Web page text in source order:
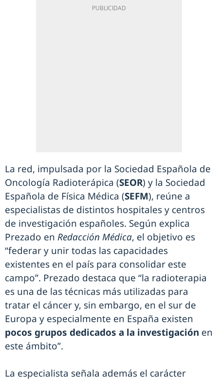
La red, impulsada por la Sociedad Española de
Oncología Radioterápica (SEOR) y la Sociedad
Española de Física Médica (SEFM), reúne a
especialistas de distintos hospitales y centros
de investigación españoles. Según explica
Prezado en Redacción Médica, el objetivo es
“federar y unir todas las capacidades
existentes en el país para consolidar este
campo”. Prezado destaca que “la radioterapia
es una de las técnicas más utilizadas para
tratar el cáncer y, sin embargo, en el sur de
Europa y especialmente en España existen
pocos grupos dedicados a la investigación en
este ámbito”.
La especialista señala además el carácter